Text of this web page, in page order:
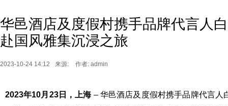
华邑酒店及度假村携手品牌代言人
赴国风雅集沉浸之旅
2023-10-24 14:12 来源: 作者: admin
2023年10月 23日，上海– 华邑酒店及度假村携手品牌代言人